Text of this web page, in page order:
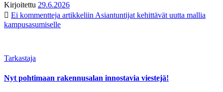
Kirjoitettu 29.6.2026
Ei kommentteja artikkeliin Asiantuntijat kehittävät uutta mallia
kampusasumiselle
Tarkastaja
Nyt pohtimaan rakennusalan innostavia viestejä!